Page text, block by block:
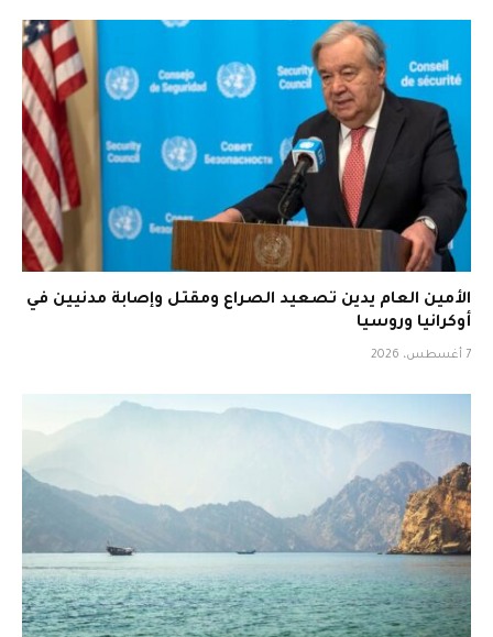
الأمين العام يدين تصعيد الصراع ومقتل وإصابة مدنيين في
أوكرانيا وروسيا
7 أغسطس، 2026